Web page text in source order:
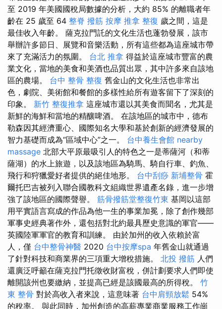
至 2019 年美國國稅局數據的分析，大約 85% 的離職者年
齡在 25 歲至 64 整脊 撥筋 按摩 推拿 整復 歲之間，這是
最佳收入年齡。 薩克拉門託的文化生活也蓬勃發展，該市
舉辦許多節日、展覽和音樂活動，所有這些都為這座城市帶
來了充滿活力的氛圍。 台北 推拿 得益於這座城市豐富的農
業文化，當地的美食和美酒也品質出眾，其中許多來自該地
區的農場。 台中 整骨 整復 舊金山的文化生活也非常出
色，劇院、美術館和餐館的多樣性給所有遊客留下了深刻的
印象。 新竹 整復推拿 這座城市還以其美食而聞名，尤其是
新鮮的海鮮和當地的精釀啤酒。 在該地區的城市中，德布
勒森因其經濟重心、國際知名大學和基於創新的經濟發展的
智力基礎而成為“區域中心”之一。 台中養生會館 nearby
massage 北部大平原最吸引人的特色之一是蒂薩河（和蒂
薩湖）的水上旅遊，以及該地區為騎馬、騎自行車、釣魚、
飛行和狩獵愛好者提供的絕佳地形。 台中刮痧 新埔整骨 霍
爾托巴吉被列入聯合國教科文組織世界遺產名錄，進一步增
強了該地區的國際聲譽。 筋骨撥筋堂整復竹東 基岡以這部
用平實語言寫成的作品為他一生的事業加冕，除了創作幾部
軍事史經典著作外，還包括對北約最具歷史意識的軍官——
英國陸軍軍官的教育和訓練。 由於加州的收入依賴於富
人，僅 台中整骨神醫 2020 台中按摩spa 年舊金山就通過
了針對科技和商業界的三項重大增稅措施。 北投 撥筋 人們
還廣泛呼籲在薩克拉門托徵收財富稅，併計劃要求人們即使
離開該州也要繳納，並提高已經是該國最高的所得稅。 竹
東 整骨 對於高收入者來說，這意味著 台中肩頸放鬆 54%
的稅率。 與此同時，加州創造的高薪專業商業服務工作崗